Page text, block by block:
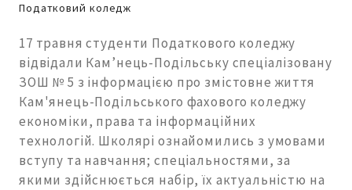
Податковий коледж
17 травня студенти Податкового коледжу
відвідали Кам’нець-Подільську спеціалізовану
ЗОШ № 5 з інформацією про змістовне життя
Кам'янець-Подільського фахового коледжу
економіки, права та інформаційних
технологій. Школярі ознайомились з умовами
вступу та навчання; спеціальностями, за
якими здійснюється набір, їх актуальністю на